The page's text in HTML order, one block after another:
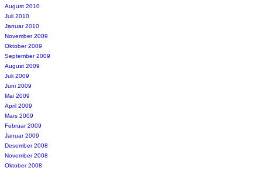
August 2010
Juli 2010
Januar 2010
November 2009
Oktober 2009
September 2009
August 2009
Juli 2009
Juni 2009
Mai 2009
April 2009
Mars 2009
Februar 2009
Januar 2009
Desember 2008
November 2008
Oktober 2008